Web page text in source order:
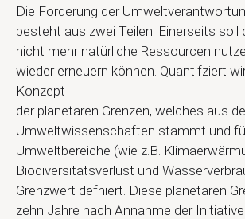
Die Forderung der
besteht aus zwei Teilen: Einerseits soll
nicht mehr natürliche Ressourcen
wieder erneuern können. Quantifziert
Konzept
der planetaren Grenzen, welches aus
Umweltwissenschaften stammt und
Umweltbereiche (wie z.B.
Biodiversitätsverlust und
Grenzwert defniert. Diese planetaren
zehn Jahre nach Annahme der